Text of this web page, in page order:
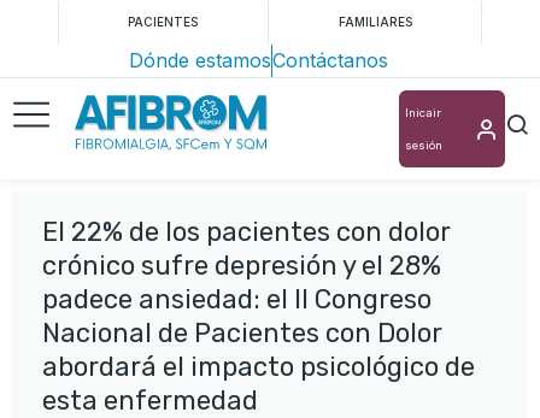
PACIENTES FAMILIARES
Dónde estamosContáctanos
Inicair
sesión
El 22% de los pacientes con dolor
crónico sufre depresión y el 28%
padece ansiedad: el II Congreso
Nacional de Pacientes con Dolor
abordará el impacto psicológico de
esta enfermedad